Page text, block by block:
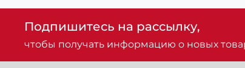
Подпишитесь на рассылку,
чтобы получать информацию о новых